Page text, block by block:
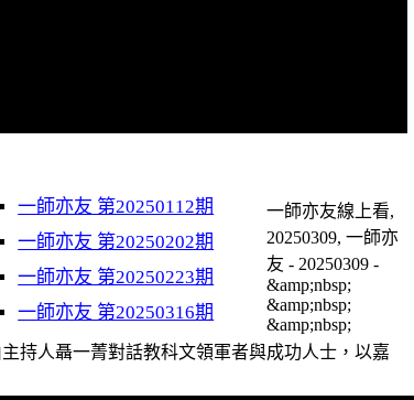
一師亦友 第20250112期
一師亦友 第20250202期
一師亦友 第20250223期
一師亦友 第20250316期
一師亦友線上看,
20250309, 一師亦
友 - 20250309 -
&amp;nbsp;
&amp;nbsp;
&amp;nbsp;
持人聶一菁對話教科文領軍者與成功人士，以嘉